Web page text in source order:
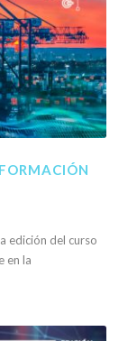
edición del curso
en la